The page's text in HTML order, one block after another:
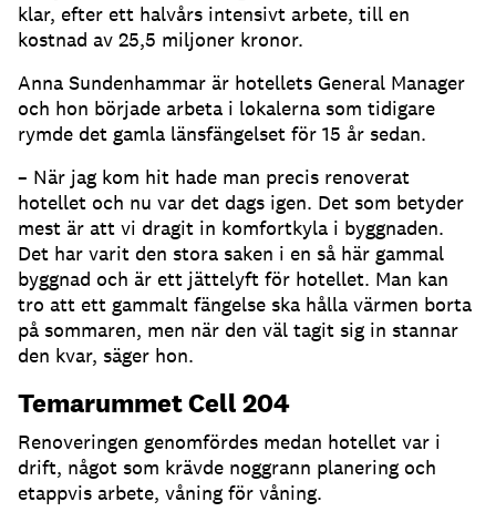
klar, efter ett halvårs intensivt arbete, till en
kostnad av 25,5 miljoner kronor.
Anna Sundenhammar är hotellets General Manager
och hon började arbeta i lokalerna som tidigare
rymde det gamla länsfängelset för 15 år sedan.
– När jag kom hit hade man precis renoverat
hotellet och nu var det dags igen. Det som betyder
mest är att vi dragit in komfortkyla i byggnaden.
Det har varit den stora saken i en så här gammal
byggnad och är ett jättelyft för hotellet. Man kan
tro att ett gammalt fängelse ska hålla värmen borta
på sommaren, men när den väl tagit sig in stannar
den kvar, säger hon.
Temarummet Cell 204
Renoveringen genomfördes medan hotellet var i
drift, något som krävde noggrann planering och
etappvis arbete, våning för våning.